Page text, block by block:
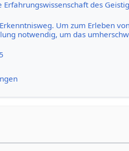
des
Um zum Erleben
notwendig, um das